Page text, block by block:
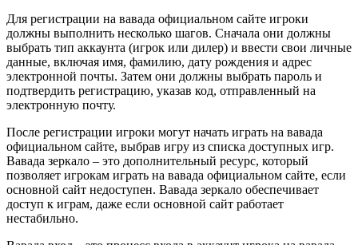
Для регистрации на вавада официальном сайте игроки
должны выполнить несколько шагов. Сначала они должны
выбрать тип аккаунта (игрок или дилер) и ввести свои личные
данные, включая имя, фамилию, дату рождения и адрес
электронной почты. Затем они должны выбрать пароль и
подтвердить регистрацию, указав код, отправленный на
электронную почту.
После регистрации игроки могут начать играть на вавада
официальном сайте, выбрав игру из списка доступных игр.
Вавада зеркало – это дополнительный ресурс, который
позволяет игрокам играть на вавада официальном сайте, если
основной сайт недоступен. Вавада зеркало обеспечивает
доступ к играм, даже если основной сайт работает
нестабильно.